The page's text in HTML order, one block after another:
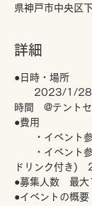
県神戸市中央区
詳細
●日時・場所
2023/1/28(
時間　@テント
●費用
・イベント参
・イベント参
ドリンク付き)
●募集人数　最
●イベントの概